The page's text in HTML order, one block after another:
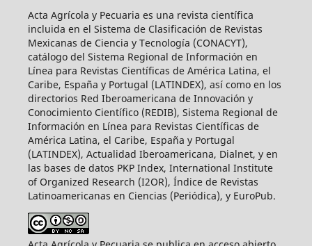
Acta Agrícola y Pecuaria es una revista científica
incluida en el Sistema de Clasificación de Revistas
Mexicanas de Ciencia y Tecnología (CONACYT),
catálogo del Sistema Regional de Información en
Línea para Revistas Científicas de América Latina, el
Caribe, España y Portugal (LATINDEX), así como en los
directorios Red Iberoamericana de Innovación y
Conocimiento Científico (REDIB), Sistema Regional de
Información en Línea para Revistas Científicas de
América Latina, el Caribe, España y Portugal
(LATINDEX), Actualidad Iberoamericana, Dialnet, y en
las bases de datos PKP Index, International Institute
of Organized Research (I2OR), Índice de Revistas
Latinoamericanas en Ciencias (Periódica), y EuroPub.